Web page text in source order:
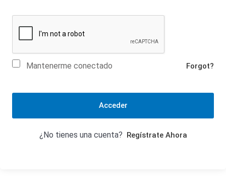
Mantenerme conectado Forgot?
Acceder
¿No tienes una cuenta? Regístrate Ahora